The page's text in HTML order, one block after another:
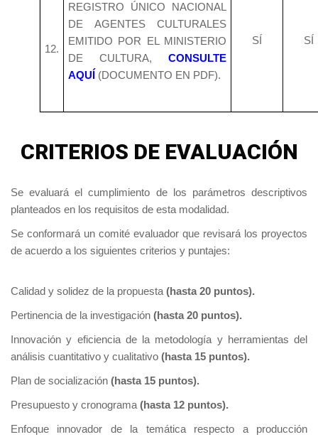
12.
REGISTRO ÚNICO NACIONAL
DE AGENTES CULTURALES
EMITIDO POR EL MINISTERIO
DE CULTURA, CONSULTE
AQUÍ (DOCUMENTO EN PDF).
SÍ SÍ
CRITERIOS DE EVALUACIÓN
Se evaluará el cumplimiento de los parámetros descriptivos
planteados en los requisitos de esta modalidad.
Se conformará un comité evaluador que revisará los proyectos
de acuerdo a los siguientes criterios y puntajes:
Calidad y solidez de la propuesta (hasta 20 puntos).
Pertinencia de la investigación (hasta 20 puntos).
Innovación y eficiencia de la metodología y herramientas del
análisis cuantitativo y cualitativo (hasta 15 puntos).
Plan de socialización (hasta 15 puntos).
Presupuesto y cronograma (hasta 12 puntos).
Enfoque innovador de la temática respecto a producción